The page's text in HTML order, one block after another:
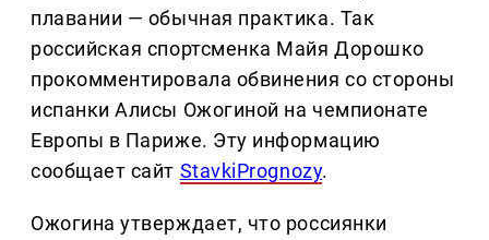
плавании — обычная практика. Так
российская спортсменка Майя Дорошко
прокомментировала обвинения со стороны
испанки Алисы Ожогиной на чемпионате
Европы в Париже. Эту информацию
сообщает сайт StavkiPrognozy.
Ожогина утверждает, что россиянки